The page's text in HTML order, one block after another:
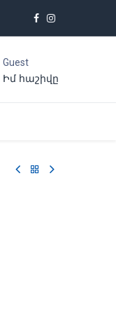
Guest
Իմ հաշիվը